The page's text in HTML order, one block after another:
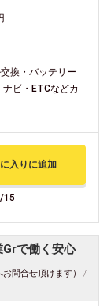
換・バッテリー
ビ・ETCなどカ
入りに追加
15
で働く安心
お問合せ頂けます） /